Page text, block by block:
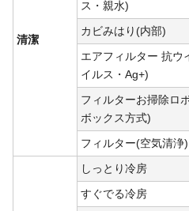
清潔
ス・親水)
カビみはり(内部)
エアフィルター 抗ウ
イルス・Ag+)
フィルターお掃除ロ
ボックス方式)
フィルター(空気清浄)
しっとり冷房
すぐでる冷房